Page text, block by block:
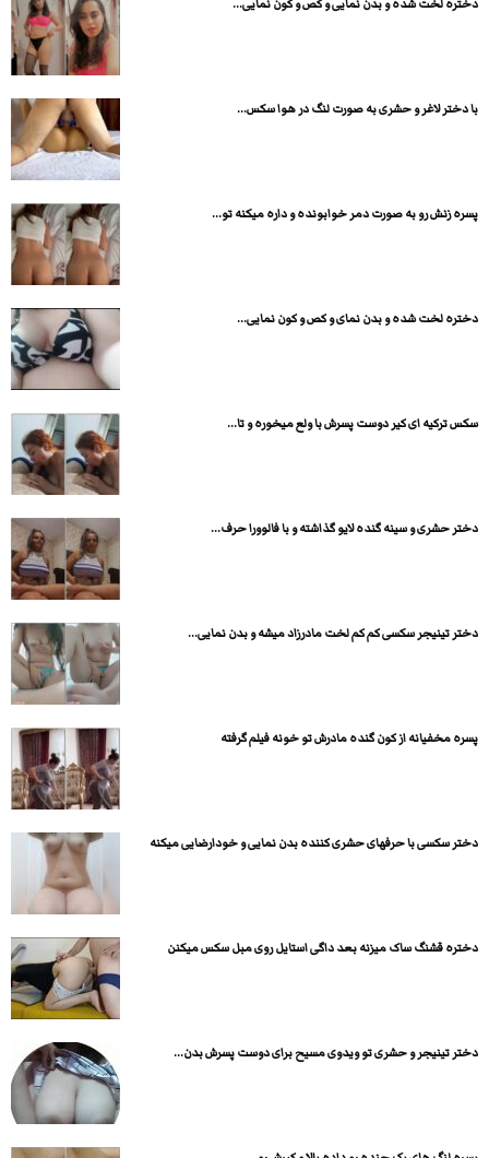
با دختر لاغر و حشری به صورت لنگ در هوا سکس...
پسره زنش رو به صورت دمر خوابونده و داره میکنه تو...
دختره لخت شده و بدن نمای و کص و کون نمایی...
سکس ترکیه ای کیر دوست پسرش با ولع میخوره و تا...
دختر حشری و سینه گنده لایو گذاشته و با فالوورا حرف...
دختر تینیجر سکسی کم کم لخت مادرزاد میشه و بدن نمایی...
پسره مخفیانه از کون گنده مادرش تو خونه فیلم گرفته
دختر سکسی با حرفهای حشری کننده بدن نمایی و خودارضایی میکنه
دختره قشنگ ساک میزنه بعد داگی استایل روی مبل سکس میکنن
دختر تینیجر و حشری تو ویدوی مسیح برای دوست پسرش بدن...